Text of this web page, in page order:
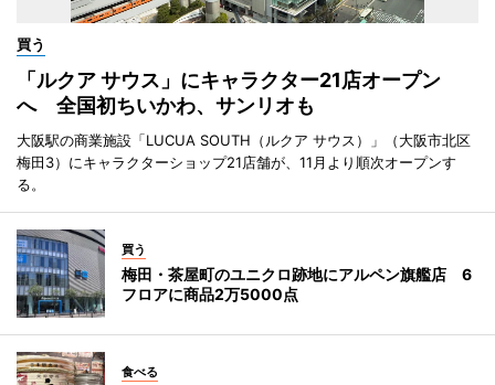
買う
「ルクア サウス」にキャラクター21店オープン
へ 全国初ちいかわ、サンリオも
大阪駅の商業施設「LUCUA SOUTH（ルクア サウス）」（大阪市北区
梅田3）にキャラクターショップ21店舗が、11月より順次オープンす
る。
買う
梅田・茶屋町のユニクロ跡地にアルペン旗艦店 6
フロアに商品2万5000点
食べる